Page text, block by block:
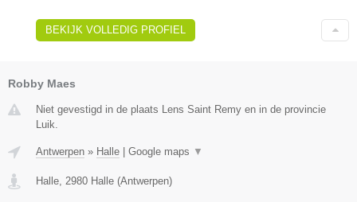
BEKIJK VOLLEDIG PROFIEL
Robby Maes
Niet gevestigd in de plaats Lens Saint Remy en in de provincie
Luik.
Antwerpen » Halle Google maps ▼
Halle 2980 Halle (Antwerpen)